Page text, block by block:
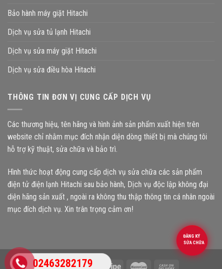
02463282179
Bảo hành máy giặt Hitachi
Dịch vụ sửa tủ lạnh Hitachi
Dịch vụ sửa máy giặt Hitachi
Dịch vụ sửa điều hòa Hitachi
THÔNG TIN ĐƠN VỊ CUNG CẤP DỊCH VỤ
Các thương hiệu, tên hãng và hình ảnh sản phẩm xuất hiện trên
website chỉ nhằm mục đích nhận diện dòng thiết bị mà chúng tôi
hỗ trợ kỹ thuật, sửa chữa và bảo trì.
Hình thức hoạt động cung cấp dịch vụ sửa chữa các sản phẩm
điện tử điện lạnh Hitachi sau bảo hành, Dịch vụ độc lập không đại
diện hãng sản xuất , ngoài ra không thu thập thông tin cá nhân ngoài
mục đích dịch vụ. Xin trân trọng cảm ơn!
ĐĂNG KÝ
SỬA CHỮA